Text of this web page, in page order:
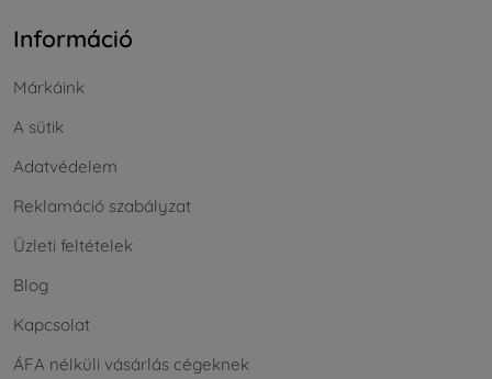
Információ
Márkáink
A sütik
Adatvédelem
Reklamáció szabályzat
Üzleti feltételek
Blog
Kapcsolat
ÁFA nélküli vásárlás cégeknek